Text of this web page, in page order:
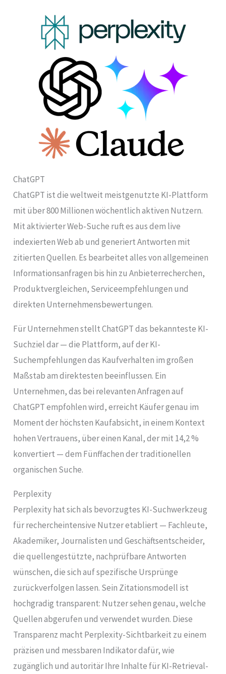
ChatGPT
ChatGPT ist die weltweit meistgenutzte KI-Plattform
mit über 800 Millionen wöchentlich aktiven Nutzern.
Mit aktivierter Web-Suche ruft es aus dem live
indexierten Web ab und generiert Antworten mit
zitierten Quellen. Es bearbeitet alles von allgemeinen
Informationsanfragen bis hin zu Anbieterrecherchen,
Produktvergleichen, Serviceempfehlungen und
direkten Unternehmensbewertungen.
Für Unternehmen stellt ChatGPT das bekannteste KI-
Suchziel dar — die Plattform, auf der KI-
Suchempfehlungen das Kaufverhalten im großen
Maßstab am direktesten beeinflussen. Ein
Unternehmen, das bei relevanten Anfragen auf
ChatGPT empfohlen wird, erreicht Käufer genau im
Moment der höchsten Kaufabsicht, in einem Kontext
hohen Vertrauens, über einen Kanal, der mit 14,2 %
konvertiert — dem Fünffachen der traditionellen
organischen Suche.
Perplexity
Perplexity hat sich als bevorzugtes KI-Suchwerkzeug
für rechercheintensive Nutzer etabliert — Fachleute,
Akademiker, Journalisten und Geschäftsentscheider,
die quellengestützte, nachprüfbare Antworten
wünschen, die sich auf spezifische Ursprünge
zurückverfolgen lassen. Sein Zitationsmodell ist
hochgradig transparent: Nutzer sehen genau, welche
Quellen abgerufen und verwendet wurden. Diese
Transparenz macht Perplexity-Sichtbarkeit zu einem
präzisen und messbaren Indikator dafür, wie
zugänglich und autoritär Ihre Inhalte für KI-Retrieval-